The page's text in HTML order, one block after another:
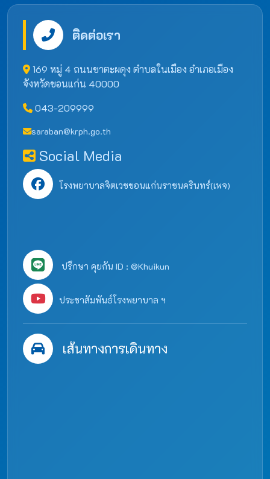
ติดต่อเรา
169 หมู่ 4 ถนนชาตะผดุง ตำบลในเมือง อำเภอเมือง
จังหวัดขอนแก่น 40000
043-209999
saraban@krph.go.th
Social Media
โรงพยาบาลจิตเวชขอนแก่นราชนครินทร์(เพจ)
ปรึกษา คุยกัน ID : @Khuikun
ประชาสัมพันธ์โรงพยาบาล ฯ
เส้นทางการเดินทาง